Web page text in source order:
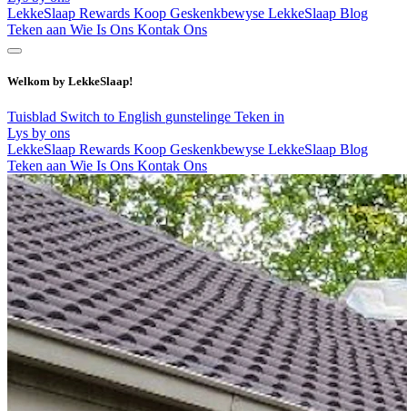
LekkeSlaap Rewards Koop Geskenkbewyse LekkeSlaap Blog
Teken aan Wie Is Ons Kontak Ons
Welkom by LekkeSlaap!
Tuisblad Switch to English gunstelinge Teken in
Lys by ons
LekkeSlaap Rewards Koop Geskenkbewyse LekkeSlaap Blog
Teken aan Wie Is Ons Kontak Ons